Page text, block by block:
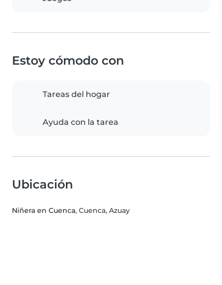
Estoy cómodo con
Tareas del hogar
Ayuda con la tarea
Ubicación
Niñera en Cuenca, Cuenca, Azuay